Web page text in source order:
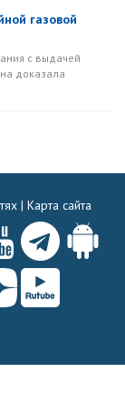
газовой
с выдачей
доказала
| Карта сайта